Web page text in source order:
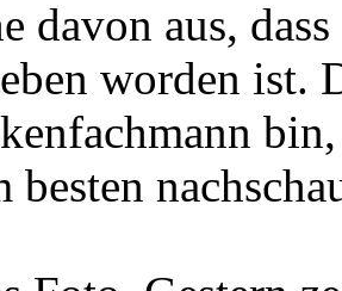
davon aus,
worden ist.
besten